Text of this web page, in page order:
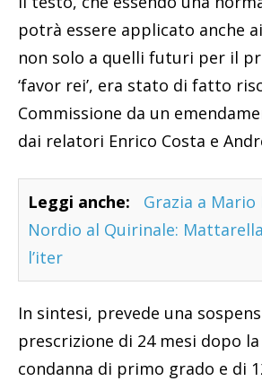
potrà essere applicato anche
non solo a quelli futuri per il
‘favor rei’, era stato di fatto
Commissione da un
dai relatori Enrico Costa e
Leggi anche:
Grazia a Mario
Nordio al Quirinale:
l’iter
In sintesi, prevede una
prescrizione di 24 mesi dopo
condanna di primo grado e di